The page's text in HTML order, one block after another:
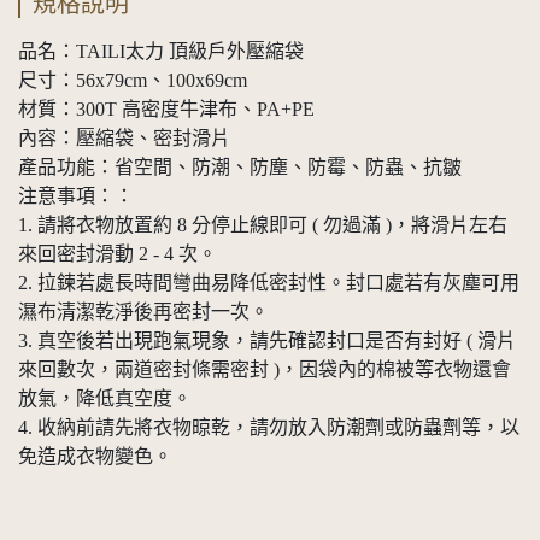
品名：TAILI太力 頂級戶外壓縮袋
尺寸：56x79cm、100x69cm
材質：300T 高密度牛津布、PA+PE
內容：壓縮袋、密封滑片
產品功能：省空間、防潮、防塵、防霉、防蟲、抗皺
注意事項：：
1. 請將衣物放置約 8 分停止線即可 ( 勿過滿 )，將滑片左右
來回密封滑動 2 - 4 次。
2. 拉鍊若處長時間彎曲易降低密封性。封口處若有灰塵可用
濕布清潔乾淨後再密封一次。
3. 真空後若出現跑氣現象，請先確認封口是否有封好 ( 滑片
來回數次，兩道密封條需密封 )，因袋內的棉被等衣物還會
放氣，降低真空度。
4. 收納前請先將衣物晾乾，請勿放入防潮劑或防蟲劑等，以
免造成衣物變色。